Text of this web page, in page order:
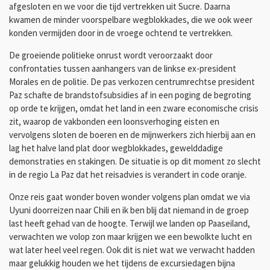
afgesloten en we voor die tijd vertrekken uit Sucre. Daarna
kwamen de minder voorspelbare wegblokkades, die we ook weer
konden vermijden door in de vroege ochtend te vertrekken.
De groeiende politieke onrust wordt veroorzaakt door
confrontaties tussen aanhangers van de linkse ex-president
Morales en de politie. De pas verkozen centrumrechtse president
Paz schafte de brandstofsubsidies af in een poging de begroting
op orde te krijgen, omdat het land in een zware economische crisis
zit, waarop de vakbonden een loonsverhoging eisten en
vervolgens sloten de boeren en de mijnwerkers zich hierbij aan en
lag het halve land plat door wegblokkades, gewelddadige
demonstraties en stakingen. De situatie is op dit moment zo slecht
in de regio La Paz dat het reisadvies is verandert in code oranje.
Onze reis gaat wonder boven wonder volgens plan omdat we via
Uyuni doorreizen naar Chili en ik ben blij dat niemand in de groep
last heeft gehad van de hoogte. Terwijl we landen op Paaseiland,
verwachten we volop zon maar krijgen we een bewolkte lucht en
wat later heel veel regen. Ook dit is niet wat we verwacht hadden
maar gelukkig houden we het tijdens de excursiedagen bijna